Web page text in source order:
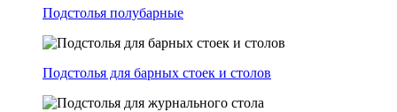
Подстолья полубарные
Подстолья для барных стоек и столов